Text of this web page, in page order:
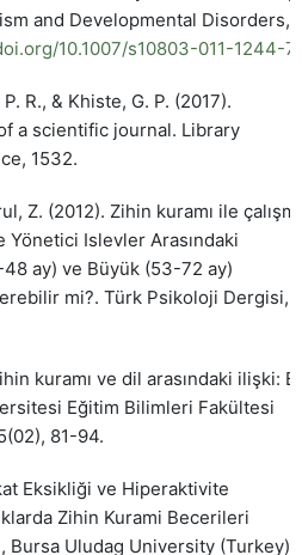
and Developmental Disorders,
10.1007/s10803-011-1244-7
R., & Khiste, G. P. (2017).
a scientific journal. Library
1532.
Z. (2012). Zihin kuramı ile
Islevler Arasındaki
ay) ve Büyük (53-72 ay)
mi?. Türk Psikoloji Dergisi,
kuramı ve dil arasındaki ilişki:
Eğitim Bilimleri Fakültesi
81-94.
Eksikliği ve Hiperaktivite
Zihin Kurami Becerileri
Uludag University (Turkey)).